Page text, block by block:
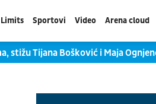
Limits Sportovi Video Arena cloud
stižu Tijana Bošković i Maja